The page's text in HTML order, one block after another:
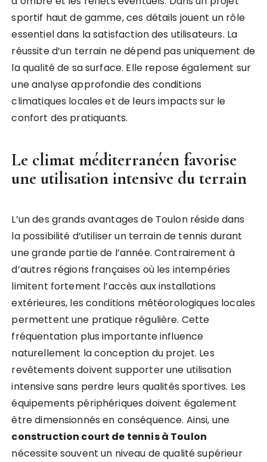
sportif haut de gamme, ces détails jouent un rôle
essentiel dans la satisfaction des utilisateurs. La
réussite d’un terrain ne dépend pas uniquement de
la qualité de sa surface. Elle repose également sur
une analyse approfondie des conditions
climatiques locales et de leurs impacts sur le
confort des pratiquants.
Le climat méditerranéen favorise
une utilisation intensive du terrain
L’un des grands avantages de Toulon réside dans
la possibilité d’utiliser un terrain de tennis durant
une grande partie de l’année. Contrairement à
d’autres régions françaises où les intempéries
limitent fortement l’accès aux installations
extérieures, les conditions météorologiques locales
permettent une pratique régulière. Cette
fréquentation plus importante influence
naturellement la conception du projet. Les
revêtements doivent supporter une utilisation
intensive sans perdre leurs qualités sportives. Les
équipements périphériques doivent également
être dimensionnés en conséquence. Ainsi, une
construction court de tennis à Toulon
nécessite souvent un niveau de qualité supérieur